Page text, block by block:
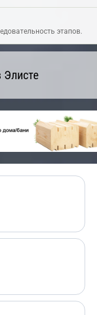
этапов.